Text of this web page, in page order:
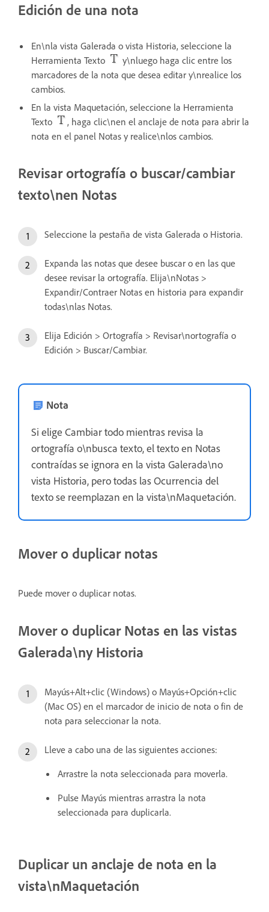
Edición de una nota
En\nla vista Galerada o vista Historia, seleccione la
Herramienta Texto
y\nluego haga clic entre los
marcadores de la nota que desea editar y\nrealice los
cambios.
En la vista Maquetación, seleccione la Herramienta
Texto
, haga clic\nen el anclaje de nota para abrir la
nota en el panel Notas y realice\nlos cambios.
Revisar ortografía o buscar/cambiar
texto\nen Notas
Seleccione la pestaña de vista Galerada o Historia.
Expanda las notas que desee buscar o en las que
desee revisar la ortografía. Elija\nNotas >
Expandir/Contraer Notas en historia para expandir
todas\nlas Notas.
Elija Edición > Ortografía > Revisar\nortografía o
Edición > Buscar/Cambiar.
Nota
Si elige Cambiar todo mientras revisa la
ortografía o\nbusca texto, el texto en Notas
contraídas se ignora en la vista Galerada\no
vista Historia, pero todas las Ocurrencia del
texto se reemplazan en la vista\nMaquetación.
Mover o duplicar notas
Puede mover o duplicar notas.
Mover o duplicar Notas en las vistas
Galerada\ny Historia
Mayús+Alt+clic (Windows) o Mayús+Opción+clic
(Mac OS) en el marcador de inicio de nota o fin de
nota para seleccionar la nota.
Lleve a cabo una de las siguientes acciones:
Arrastre la nota seleccionada para moverla.
Pulse Mayús mientras arrastra la nota
seleccionada para duplicarla.
Duplicar un anclaje de nota en la
vista\nMaquetación